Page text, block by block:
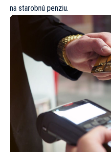
na starobnú penziu.